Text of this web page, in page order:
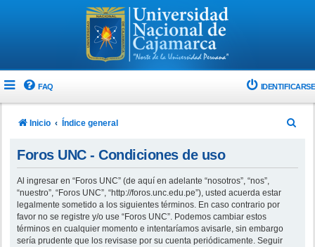
FAQ IDENTIFICARSE
Inicio Índice general
Foros UNC - Condiciones de uso
Al ingresar en “Foros UNC” (de aquí en adelante “nosotros”, “nos”,
“nuestro”, “Foros UNC”, “http://foros.unc.edu.pe”), usted acuerda estar
legalmente sometido a los siguientes términos. En caso contrario por
favor no se registre y/o use “Foros UNC”. Podemos cambiar estos
términos en cualquier momento e intentaríamos avisarle, sin embargo
sería prudente que los revisase por su cuenta periódicamente. Seguir